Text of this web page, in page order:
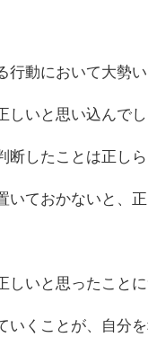
行動において大勢
しいと思い込んでし
断したことは正し
いておかないと、
しいと思ったことに
いくことが、自分